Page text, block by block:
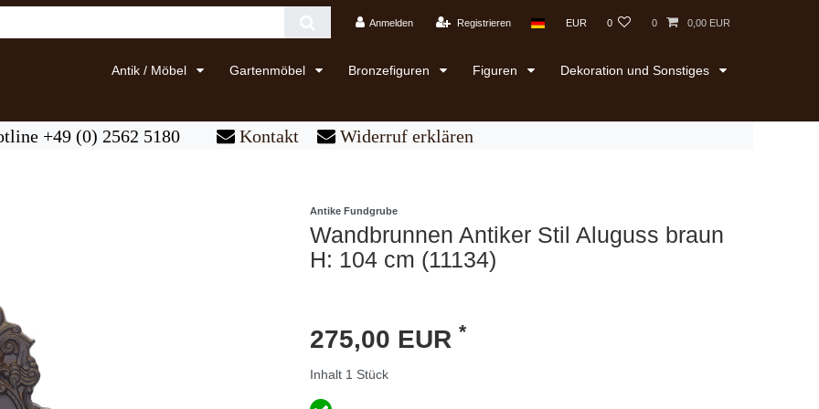
Anmelden Registrieren EUR 0 0 0,00 EUR
Antik / Möbel Gartenmöbel Bronzefiguren Figuren Dekoration und Sonstiges
+49 (0) 2562 5180 Kontakt Widerruf erklären
Antike Fundgrube
Wandbrunnen Antiker Stil Aluguss braun
H: 104 cm (11134)
275,00 EUR *
Inhalt 1 Stück